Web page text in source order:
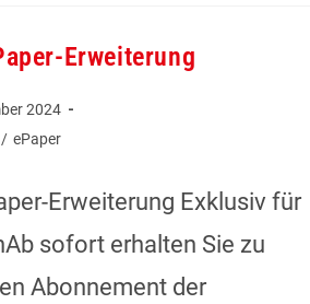
Erweiterung
2024
/ ePaper
Erweiterung Exklusiv für
sofort erhalten Sie zu
Abonnement der